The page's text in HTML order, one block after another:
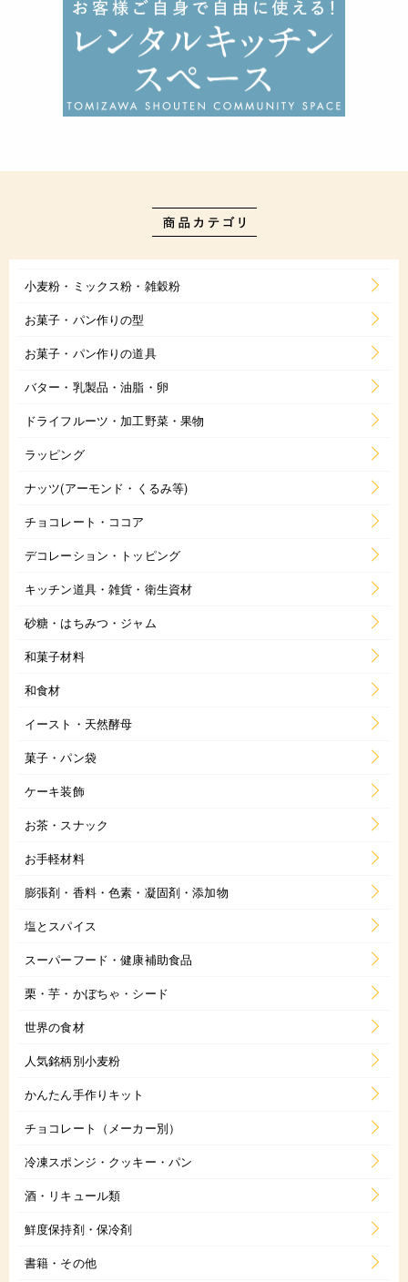
小麦粉・ミックス粉・雑穀粉
お菓子・パン作りの型
お菓子・パン作りの道具
バター・乳製品・油脂・卵
ドライフルーツ・加工野菜・果物
ラッピング
ナッツ(アーモンド・くるみ等)
チョコレート・ココア
デコレーション・トッピング
キッチン道具・雑貨・衛生資材
砂糖・はちみつ・ジャム
和菓子材料
和食材
イースト・天然酵母
菓子・パン袋
ケーキ装飾
お茶・スナック
お手軽材料
膨張剤・香料・色素・凝固剤・添加物
塩とスパイス
スーパーフード・健康補助食品
栗・芋・かぼちゃ・シード
世界の食材
人気銘柄別小麦粉
かんたん手作りキット
チョコレート（メーカー別）
冷凍スポンジ・クッキー・パン
酒・リキュール類
鮮度保持剤・保冷剤
書籍・その他